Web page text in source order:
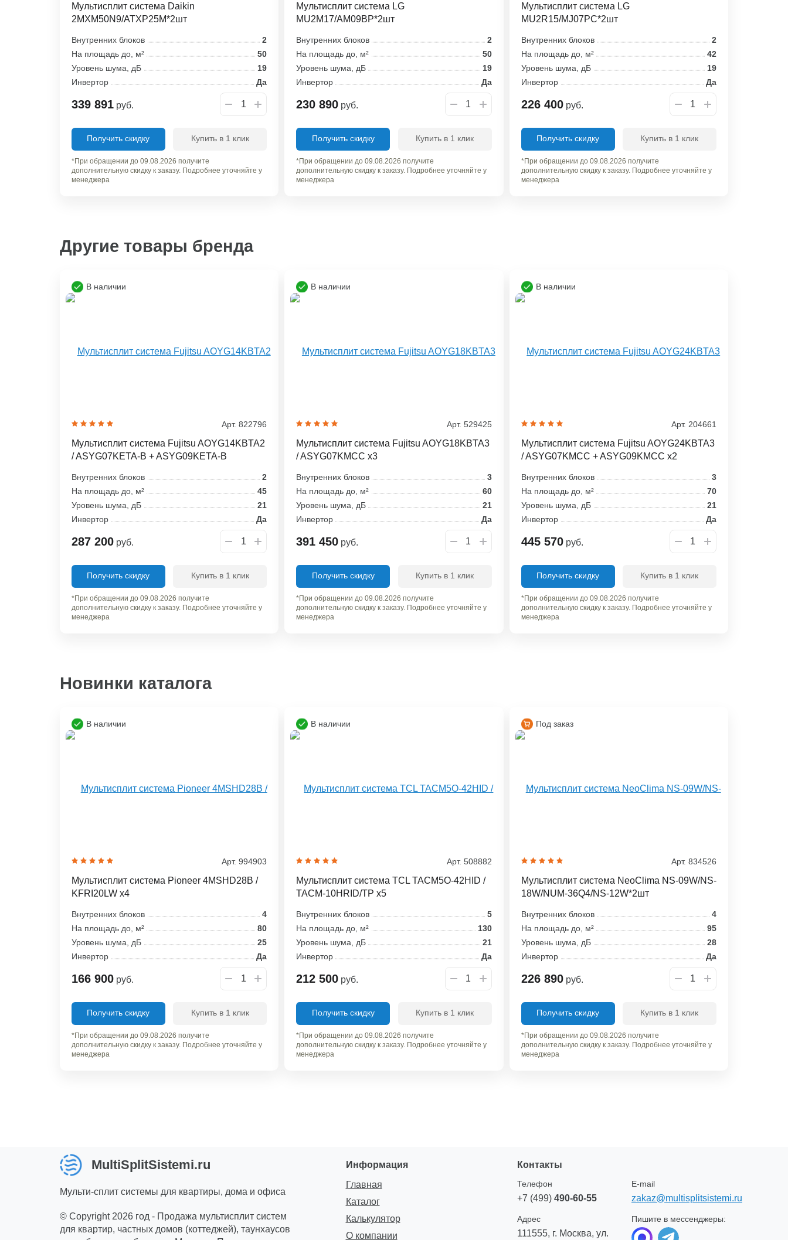
Мультисплит система Daikin
2MXM50N9/ATXP25M*2шт
Внутренних блоков
2
На площадь до, м²
50
Уровень шума, дБ
19
Инвертор
Да
339 891 руб.
Получить скидку Купить в 1 клик
*При обращении до 09.08.2026 получите
дополнительную скидку к заказу. Подробнее уточняйте у
менеджера
Мультисплит система LG
MU2M17/AM09BP*2шт
Внутренних блоков
2
На площадь до, м²
50
Уровень шума, дБ
19
Инвертор
Да
230 890 руб.
Получить скидку Купить в 1 клик
*При обращении до 09.08.2026 получите
дополнительную скидку к заказу. Подробнее уточняйте у
менеджера
Мультисплит система LG
MU2R15/MJ07PC*2шт
Внутренних блоков
2
На площадь до, м²
42
Уровень шума, дБ
19
Инвертор
Да
226 400руб.
Получить скидку Купить в 1 клик
*При обращении до 09.08.2026 получите
дополнительную скидку к заказу. Подробнее уточняйте у
менеджера
Другие товары бренда
В наличии
Арт. 822796
Мультисплит система Fujitsu AOYG14KBTA2
/ ASYG07KETA-B + ASYG09KETA-B
Внутренних блоков
2
На площадь до, м²
45
Уровень шума, дБ
21
Инвертор
Да
287 200 руб.
Получить скидку Купить в 1 клик
*При обращении до 09.08.2026 получите
дополнительную скидку к заказу. Подробнее уточняйте у
менеджера
В наличии
Арт. 529425
Мультисплит система Fujitsu AOYG18KBTA3
/ ASYG07KMCC x3
Внутренних блоков
3
На площадь до, м²
60
Уровень шума, дБ
21
Инвертор
Да
391 450 руб.
Получить скидку Купить в 1 клик
*При обращении до 09.08.2026 получите
дополнительную скидку к заказу. Подробнее уточняйте у
менеджера
В наличии
Арт. 204661
Мультисплит система Fujitsu AOYG24KBTA3
/ ASYG07KMCC + ASYG09KMCC x2
Внутренних блоков
3
На площадь до, м²
70
Уровень шума, дБ
21
Инвертор
Да
445 570руб.
Получить скидку Купить в 1 клик
*При обращении до 09.08.2026 получите
дополнительную скидку к заказу. Подробнее уточняйте у
менеджера
Новинки каталога
В наличии
Арт. 994903
Мультисплит система Pioneer 4MSHD28B /
KFRI20LW x4
Внутренних блоков
4
На площадь до, м²
80
Уровень шума, дБ
25
Инвертор
Да
166 900 руб.
Получить скидку Купить в 1 клик
*При обращении до 09.08.2026 получите
дополнительную скидку к заказу. Подробнее уточняйте у
менеджера
В наличии
Арт. 508882
Мультисплит система TCL TACM5O-42HID /
TACM-10HRID/TP x5
Внутренних блоков
5
На площадь до, м²
130
Уровень шума, дБ
21
Инвертор
Да
212 500 руб.
Получить скидку Купить в 1 клик
*При обращении до 09.08.2026 получите
дополнительную скидку к заказу. Подробнее уточняйте у
менеджера
Под заказ
Арт. 834526
Мультисплит система NeoClima NS-09W/NS-
18W/NUM-36Q4/NS-12W*2шт
Внутренних блоков
4
На площадь до, м²
95
Уровень шума, дБ
28
Инвертор
Да
226 890руб.
Получить скидку Купить в 1 клик
*При обращении до 09.08.2026 получите
дополнительную скидку к заказу. Подробнее уточняйте у
менеджера
MultiSplitSistemi.ru
Мульти-сплит системы для квартиры, дома и офиса
© Copyright 2026 год - Продажа мультисплит систем
для квартир, частных домов (коттеджей), таунхаусов
Информация
Главная
Каталог
Калькулятор
О компании
Контакты
Телефон
+7 (499) 490-60-55
E-mail
zakaz@multisplitsistemi.ru
Адрес
111555, г. Москва, ул.
Пишите в мессенджеры: